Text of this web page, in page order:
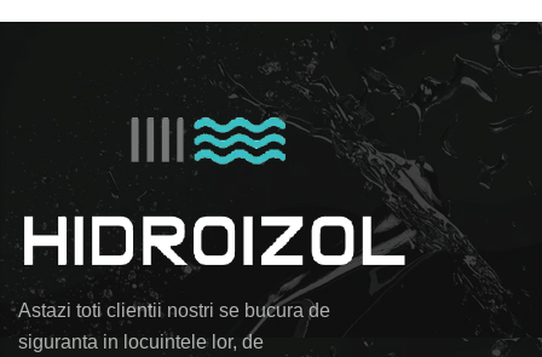
Astazi toti clientii nostri se bucura de
siguranta in locuintele lor, de